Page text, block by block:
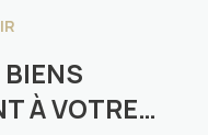
À VOTRE